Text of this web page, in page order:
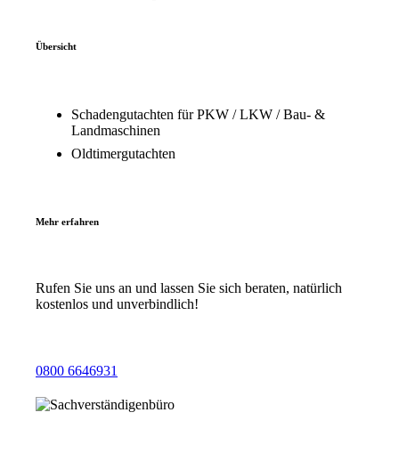
Übersicht
Schadengutachten für PKW / LKW / Bau- &
Landmaschinen
Oldtimergutachten
Mehr erfahren
Rufen Sie uns an und lassen Sie sich beraten, natürlich
kostenlos und unverbindlich!
0800 6646931